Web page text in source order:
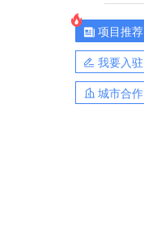
项目推荐
我要入驻
城市合作